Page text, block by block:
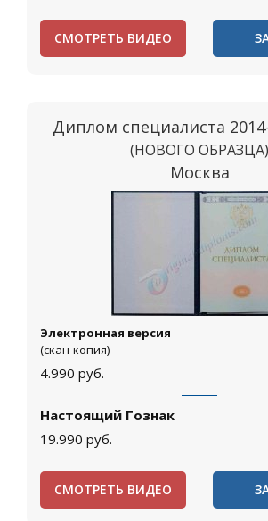
СМОТРЕТЬ ВИДЕО
Диплом специалиста
(НОВОГО ОБРАЗЦА)
Москва
Электронная версия
(скан-копия)
4.990 руб.
Настоящий Гознак
19.990 руб.
СМОТРЕТЬ ВИДЕО